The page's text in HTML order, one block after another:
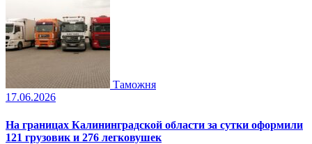
Таможня
17.06.2026
На границах Калининградской области за сутки оформили
121 грузовик и 276 легковушек